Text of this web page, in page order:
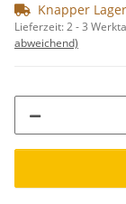
Knapper
Lieferzeit:2 - 3
abweichend)